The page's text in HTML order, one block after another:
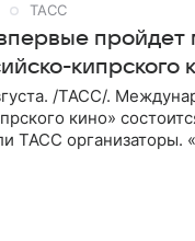
ТАСС
кипрского
/ТАСС/.
кино»
ТАСС организаторы.